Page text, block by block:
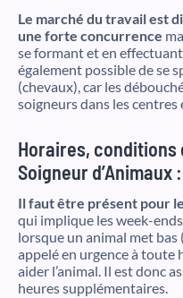
Le marché du travail est
une forte concurrence
se formant et en
également possible de se
(chevaux), car les
soigneurs dans les centres
Horaires, conditions
Soigneur d’Animaux :
Il faut être présent pour
qui implique les week-
lorsque un animal met
appelé en urgence à toute
aider l’animal. Il est donc
heures supplémentaires.